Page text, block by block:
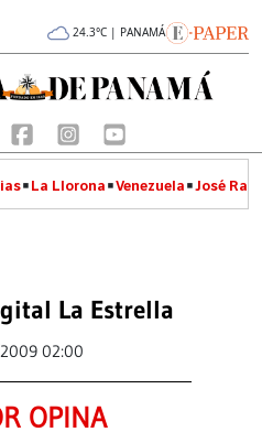
24.3°C | PANAMÁ
La Llorona Venezuela José
La Estrella
02:00
OPINA